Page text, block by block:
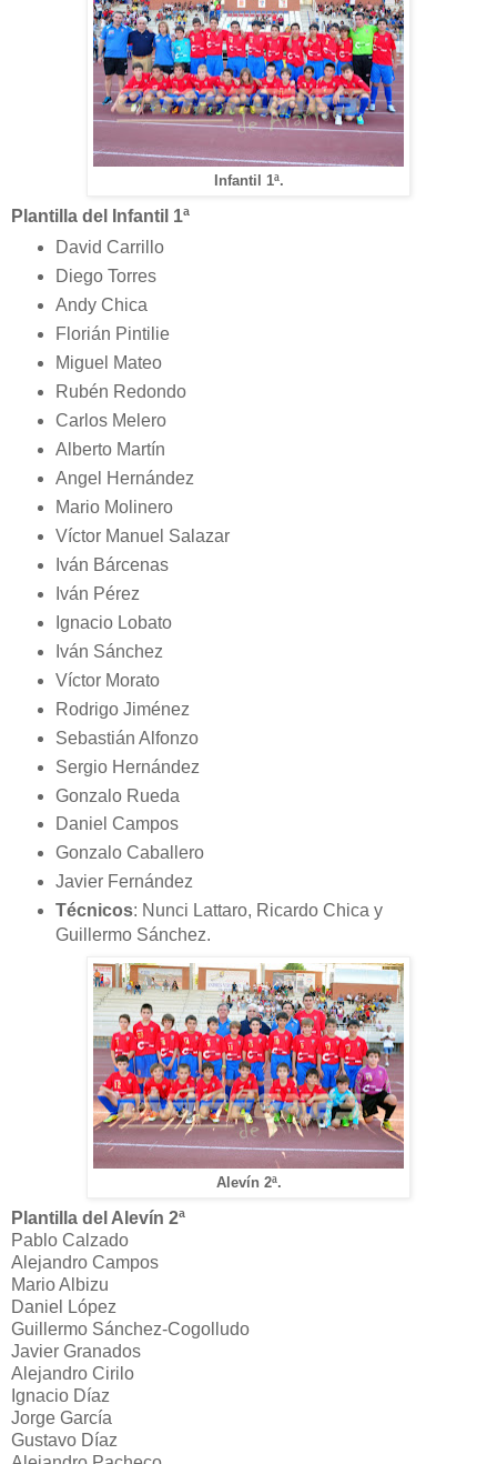
Infantil 1ª.
Plantilla del Infantil 1ª
David Carrillo
Diego Torres
Andy Chica
Florián Pintilie
Miguel Mateo
Rubén Redondo
Carlos Melero
Alberto Martín
Angel Hernández
Mario Molinero
Víctor Manuel Salazar
Iván Bárcenas
Iván Pérez
Ignacio Lobato
Iván Sánchez
Víctor Morato
Rodrigo Jiménez
Sebastián Alfonzo
Sergio Hernández
Gonzalo Rueda
Daniel Campos
Gonzalo Caballero
Javier Fernández
Técnicos: Nunci Lattaro, Ricardo Chica y
Guillermo Sánchez.
Alevín 2ª.
Plantilla del Alevín 2ª
Pablo Calzado
Alejandro Campos
Mario Albizu
Daniel López
Guillermo Sánchez-Cogolludo
Javier Granados
Alejandro Cirilo
Ignacio Díaz
Jorge García
Gustavo Díaz